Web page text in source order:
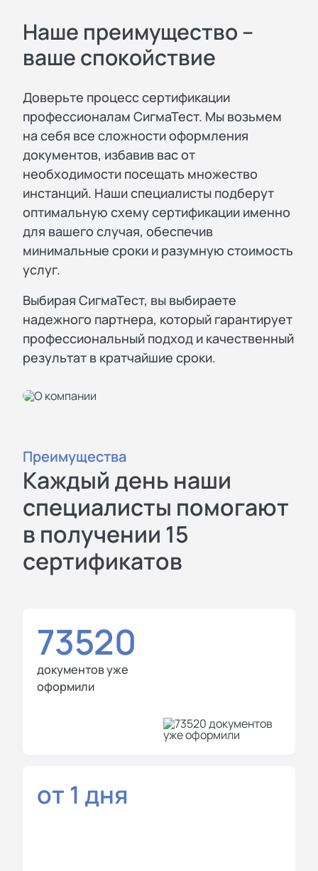
Наше преимущество –
ваше спокойствие
Доверьте процесс сертификации
профессионалам СигмаТест. Мы возьмем
на себя все сложности оформления
документов, избавив вас от
необходимости посещать множество
инстанций. Наши специалисты подберут
оптимальную схему сертификации именно
для вашего случая, обеспечив
минимальные сроки и разумную стоимость
услуг.
Выбирая СигмаТест, вы выбираете
надежного партнера, который гарантирует
профессиональный подход и качественный
результат в кратчайшие сроки.
Преимущества
Каждый день наши
специалисты помогают
в получении 15
сертификатов
73520
документов уже
оформили
от 1 дня